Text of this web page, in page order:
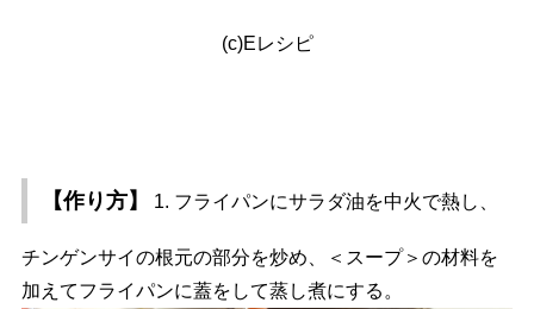
(c)Eレシピ
【作り方】 1. フライパンにサラダ油を中火で熱し、
チンゲンサイの根元の部分を炒め、＜スープ＞の材料を
加えてフライパンに蓋をして蒸し煮にする。